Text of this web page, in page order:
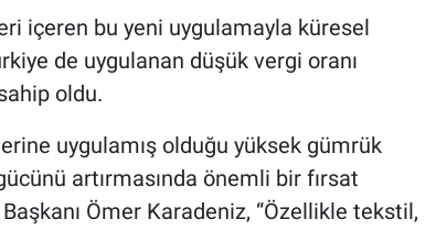
içeren bu yeni uygulamayla küresel
de uygulanan düşük vergi oranı
oldu.
uygulamış olduğu yüksek gümrük
artırmasında önemli bir fırsat
Ömer Karadeniz, “Özellikle tekstil,